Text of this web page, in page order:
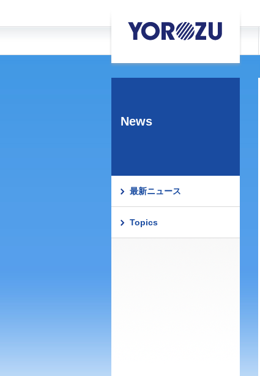
News
最新ニュース
Topics